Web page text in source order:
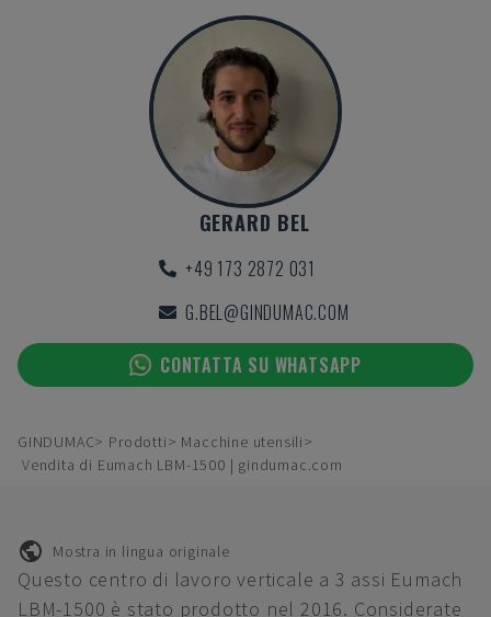
GERARD BEL
+49 173 2872 031
G.BEL@GINDUMAC.COM
CONTATTA SU WHATSAPP
GINDUMAC Prodotti
Macchine utensili
Vendita di Eumach LBM-1500 | gindumac.com
Mostra in lingua originale
Questo centro di lavoro verticale a 3 assi Eumach
LBM-1500 è stato prodotto nel 2016. Considerate